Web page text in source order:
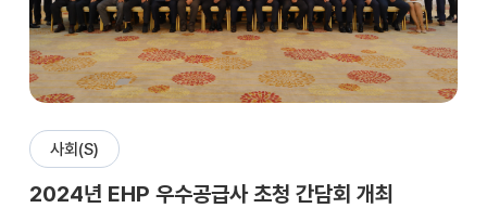
사회(S)
2024년 EHP 우수공급사 초청 간담회 개최